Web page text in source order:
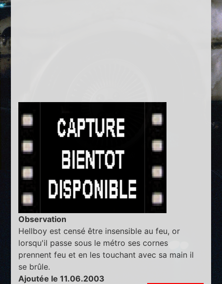
Observation
Hellboy est censé être insensible au feu, or
lorsqu'il passe sous le métro ses cornes
prennent feu et en les touchant avec sa main il
se brûle.
Ajoutée le 11.06.2003